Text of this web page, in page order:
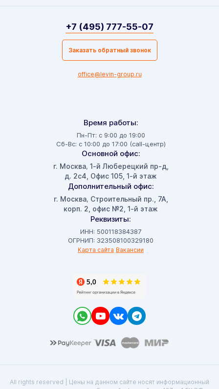
Время работы:
Пн-Пт: с 9:00 до 19:00
Сб-Вс: с 10:00 до 17:00 (call-центр)
Основной офис:
г. Москва, 1-й Люберецкий пр-д,
д. 2с4, Офис 105, 1-й этаж
Дополнительный офис:
г. Москва, Строительный пр., 7А,
корп. 2, офис №2, 1-й этаж
Реквизиты:
ИНН: 500118384387
ОГРНИП: 323508100329180
Карта сайта Вакансии
+7 (495) 777-55-07
Заказать обратный звонок
office@levin-group.ru
All rights reserved | Цены на данном сайте носят информационный